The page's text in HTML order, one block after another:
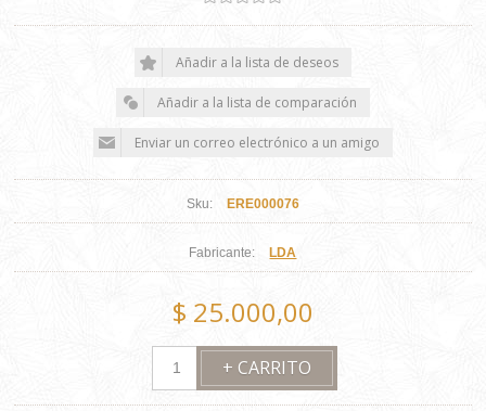
Sku: ERE000076
Fabricante: LDA
$ 25.000,00